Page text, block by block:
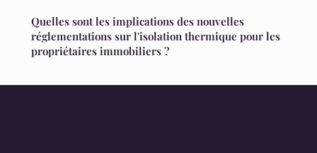
Quelles sont les implications des nouvelles
réglementations sur l'isolation thermique pour les
propriétaires immobiliers ?